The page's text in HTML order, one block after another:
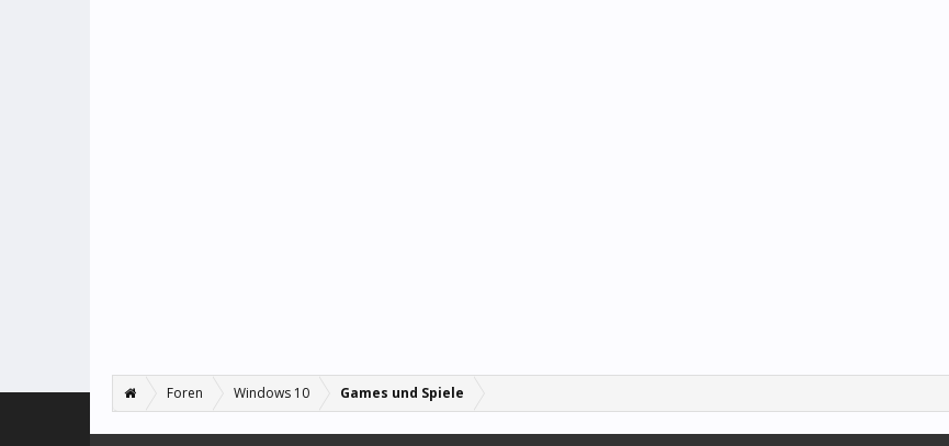
Foren Windows 10 Games und Spiele